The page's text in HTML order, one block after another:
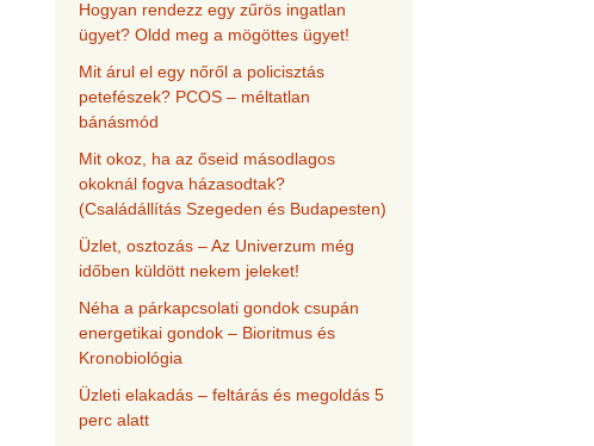
Hogyan rendezz egy zűrös ingatlan
ügyet? Oldd meg a mögöttes ügyet!
Mit árul el egy nőről a policisztás
petefészek? PCOS – méltatlan
bánásmód
Mit okoz, ha az őseid másodlagos
okoknál fogva házasodtak?
(Családállítás Szegeden és Budapesten)
Üzlet, osztozás – Az Univerzum még
időben küldött nekem jeleket!
Néha a párkapcsolati gondok csupán
energetikai gondok – Bioritmus és
Kronobiológia
Üzleti elakadás – feltárás és megoldás 5
perc alatt